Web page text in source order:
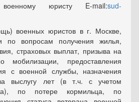
юристу E-mail:sud-
военных юристов в г. Москве,
по вопросам получения жилья,
страховых выплат, призыва на
предоставления
с военной службы, назначения
выслугу лет (в т.ч. с учетом
по потере кормильца, по